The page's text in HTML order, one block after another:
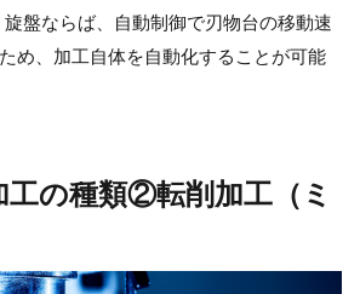
盤ならば、自動制御で刃物台の移動速
め、加工自体を自動化することが可能
工の種類②転削加工（ミ